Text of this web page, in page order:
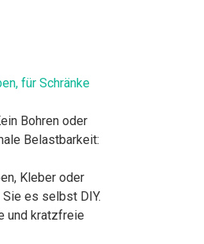
für Schränke
Bohren oder
Belastbarkeit:
Kleber oder
es selbst DIY.
und kratzfreie